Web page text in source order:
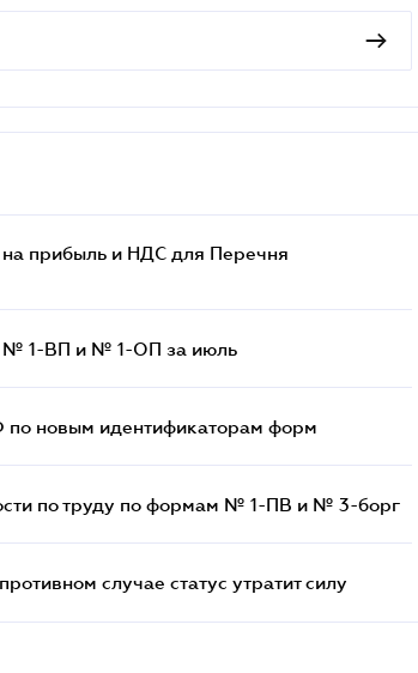
на прибыль и НДС для Перечня
№ 1-ВП и № 1-ОП за июль
по новым идентификаторам форм
по труду по формам № 1-ПВ и № 3-борг
случае статус утратит силу